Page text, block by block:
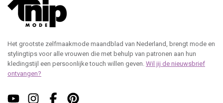
Het grootste zelfmaakmode maandblad van Nederland, brengt mode en
stylingtips voor alle vrouwen die met behulp van patronen aan hun
kledingstijl een persoonlijke touch willen geven. Wil jij de nieuwsbrief
ontvangen?